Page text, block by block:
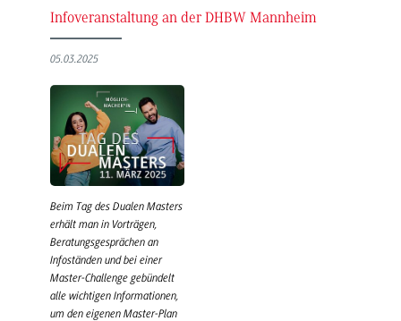
Infoveranstaltung an der DHBW Mannheim
05.03.2025
Beim Tag des Dualen Masters
erhält man in Vorträgen,
Beratungsgesprächen an
Infoständen und bei einer
Master-Challenge gebündelt
alle wichtigen Informationen,
um den eigenen Master-Plan